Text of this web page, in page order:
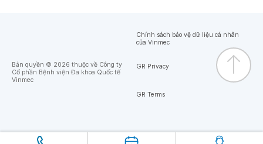
Bản quyền © 2026 thuộc về Công ty
Cổ phần Bệnh viện Đa khoa Quốc tế
Vinmec
Chính sách bảo vệ dữ liệu cá nhân
của Vinmec
GR Privacy
GR Terms